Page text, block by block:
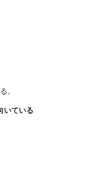
。
いている